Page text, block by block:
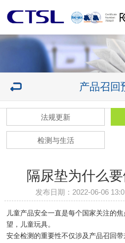
产品召回
法规更新
检测与生活
隔尿垫为什么
发布日期：2022-06-06
儿童产品安全一直是每个国家关注的
望，儿童玩具。
安全检测的重要性不仅涉及产品召回